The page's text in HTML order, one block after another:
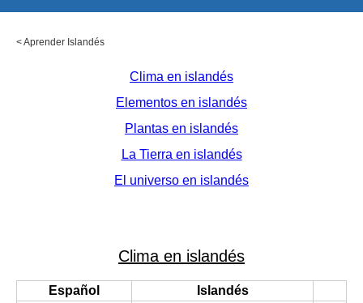
<Aprender Islandés
Clima en islandés
Elementos en islandés
Plantas en islandés
La Tierra en islandés
El universo en islandés
Clima en islandés
Español
Islandés